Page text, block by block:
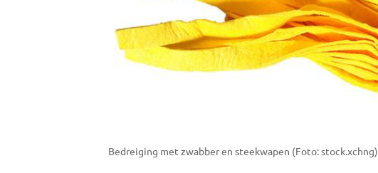
Bedreiging met zwabber en steekwapen (Foto: stock.xchng)